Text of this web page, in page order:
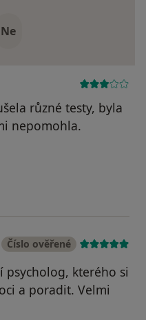
Ne
různé testy, byla
nepomohla.
Váš účet byl odstraněn
Číslo ověřené
psycholog, kterého si
a poradit. Velmi